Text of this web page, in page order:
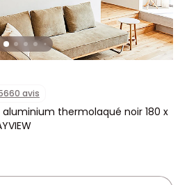
avis
thermolaqué noir 180 x